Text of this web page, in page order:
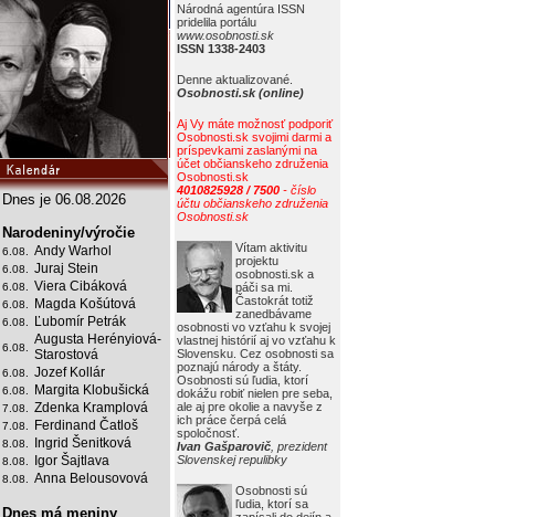
Národná agentúra ISSN
pridelila portálu
www.osobnosti.sk
ISSN 1338-2403
Denne aktualizované.
Osobnosti.sk (online)
Aj Vy máte možnosť podporiť
Osobnosti.sk svojimi darmi a
príspevkami zaslanými na
účet občianskeho združenia
Osobnosti.sk
4010825928 / 7500 - číslo
účtu občianskeho združenia
Osobnosti.sk
Vítam aktivitu
projektu
osobnosti.sk a
páči sa mi.
Častokrát totiž
zanedbávame
osobnosti vo vzťahu k svojej
vlastnej histórií aj vo vzťahu k
Slovensku. Cez osobnosti sa
poznajú národy a štáty.
Osobnosti sú ľudia, ktorí
dokážu robiť nielen pre seba,
ale aj pre okolie a navyše z
ich práce čerpá celá
spoločnosť.
Ivan Gašparovič , prezident
Slovenskej repulibky
Osobnosti sú
ľudia, ktorí sa
Dnes je 06.08.2026
Narodeniny/výročie
6.08. Andy Warhol
6.08. Juraj Stein
6.08. Viera Cibáková
6.08. Magda Košútová
6.08. Ľubomír Petrák
6.08.
Augusta Herényiová-
Starostová
6.08. Jozef Kollár
6.08. Margita Klobušická
7.08. Zdenka Kramplová
7.08. Ferdinand Čatloš
8.08. Ingrid Šenitková
8.08. Igor Šajtlava
8.08. Anna Belousovová
Dnes má meniny